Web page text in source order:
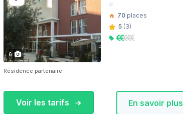
6
70 places
5 (3)
Résidence partenaire
Voir les tarifs En savoir plus